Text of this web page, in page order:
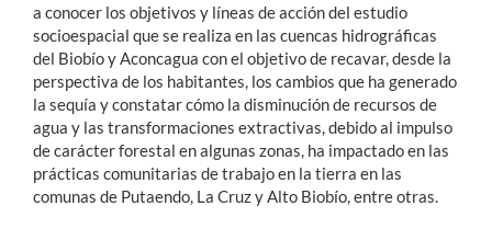
a conocer los objetivos y líneas de acción del estudio
socioespacial que se realiza en las cuencas hidrográficas
del Biobío y Aconcagua con el objetivo de recavar, desde la
perspectiva de los habitantes, los cambios que ha generado
la sequía y constatar cómo la disminución de recursos de
agua y las transformaciones extractivas, debido al impulso
de carácter forestal en algunas zonas, ha impactado en las
prácticas comunitarias de trabajo en la tierra en las
comunas de Putaendo, La Cruz y Alto Biobío, entre otras.